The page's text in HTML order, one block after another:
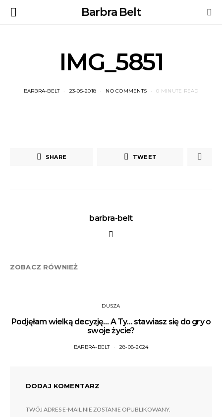
Barbra Belt
IMG_5851
BARBRA-BELT 23-05-2018 NO COMMENTS 0 MINUTE READ
SHARE TWEET
barbra-belt
ZOBACZ RÓWNIEŻ
DUSZA
Podjęłam wielką decyzję… A Ty… stawiasz się do gry o
swoje życie?
BARBRA-BELT 28-08-2024
DODAJ KOMENTARZ
TWÓJ ADRES E-MAIL NIE ZOSTANIE OPUBLIKOWANY.